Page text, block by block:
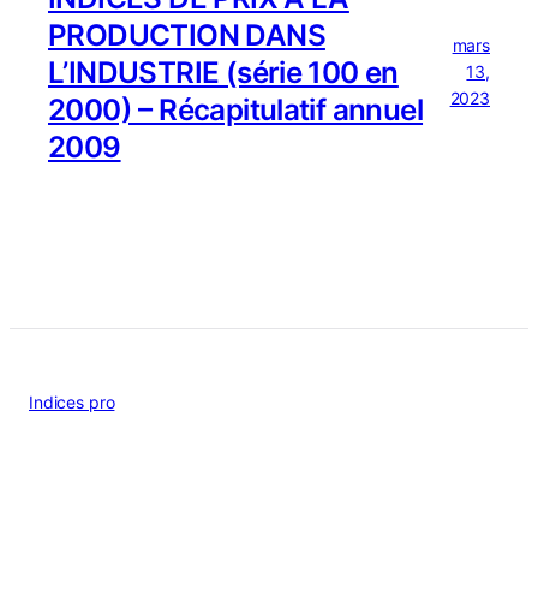
PRODUCTION DANS
L’INDUSTRIE (série 100 en
2000) – Récapitulatif annuel
2009
mars
13,
2023
Indices pro